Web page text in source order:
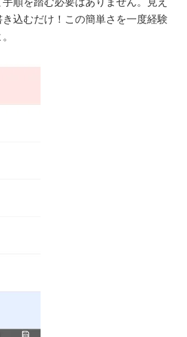
込むだけ！この簡単さを一度経験